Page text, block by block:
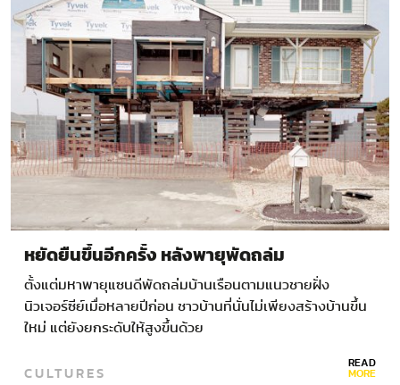
หยัดยืนขึ้นอีกครั้ง หลังพายุพัดถล่ม
ตั้งแต่มหาพายุแซนดีพัดถล่มบ้านเรือนตามแนวชายฝั่ง
นิวเจอร์ซีย์เมื่อหลายปีก่อน ชาวบ้านที่นั่นไม่เพียงสร้างบ้านขึ้น
ใหม่ แต่ยังยกระดับให้สูงขึ้นด้วย
CULTURES READ
MORE